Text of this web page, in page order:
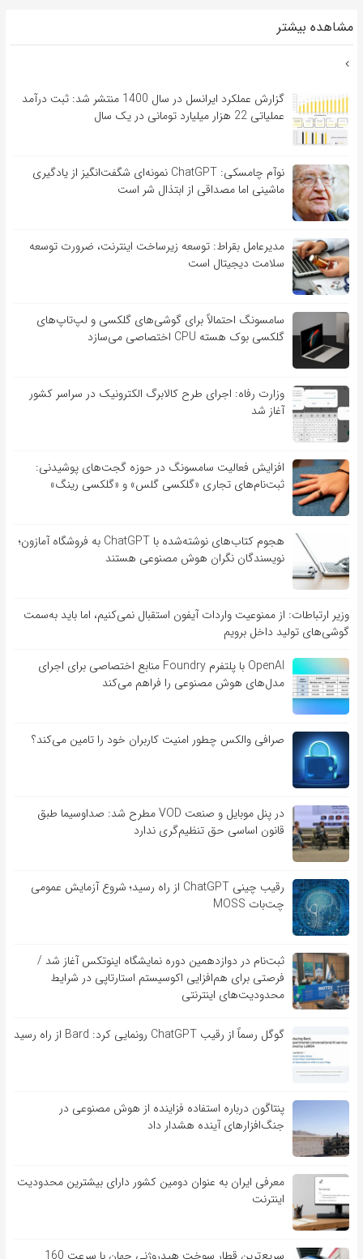
مشاهده بیشتر
گزارش عملکرد ایرانسل در سال 1400 منتشر شد: ثبت درآمد
عملیاتی 22 هزار میلیارد تومانی در یک سال
نوآم چامسکی: ChatGPT نمونه‌ای شگفت‌انگیز از یادگیری
ماشینی اما مصداقی از ابتذال شر است
مدیرعامل بقراط: توسعه زیرساخت اینترنت، ضرورت توسعه
سلامت دیجیتال است
سامسونگ احتمالاً برای گوشی‌های گلکسی و لپ‌تاپ‌های
گلکسی بوک هسته CPU اختصاصی می‌سازد
وزارت رفاه: اجرای طرح کالابرگ الکترونیک در سراسر کشور
آغاز شد
افزایش فعالیت سامسونگ در حوزه گجت‌های پوشیدنی:
ثبت‌نام‌های تجاری «گلکسی گلس» و «گلکسی رینگ»
هجوم کتاب‌های نوشته‌شده با ChatGPT به فروشگاه آمازون؛
نویسندگان نگران هوش مصنوعی هستند
وزیر ارتباطات: از ممنوعیت واردات آیفون استقبال نمی‌کنیم، اما باید به‌سمت
گوشی‌های تولید داخل برویم
OpenAI با پلتفرم Foundry منابع اختصاصی برای اجرای
مدل‌های هوش مصنوعی را فراهم می‌کند
صرافی والکس چطور امنیت کاربران خود را تامین می‌کند؟
در پنل موبایل و صنعت VOD مطرح شد: صداوسیما طبق
قانون اساسی حق تنظیم‌گری ندارد
رقیب چینی ChatGPT از راه رسید؛ شروع آزمایش عمومی
چت‌بات MOSS
ثبت‌نام در دوازدهمین دوره نمایشگاه اینوتکس آغاز شد /
فرصتی برای هم‌افزایی اکوسیستم استارتاپی در شرایط
محدودیت‌های اینترنتی
گوگل رسماً از رقیب ChatGPT رونمایی کرد: Bard از راه رسید
پنتاگون درباره استفاده فزاینده از هوش مصنوعی در
جنگ‌افزارهای آینده هشدار داد
معرفی ایران به عنوان دومین کشور دارای بیشترین محدودیت
اینترنت